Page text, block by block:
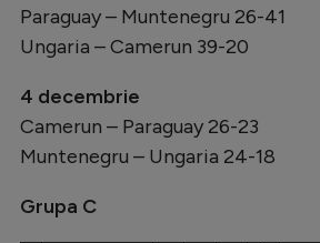
Paraguay – Muntenegru 26-41
Ungaria – Camerun 39-20
4 decembrie
Camerun – Paraguay 26-23
Muntenegru – Ungaria 24-18
Grupa C